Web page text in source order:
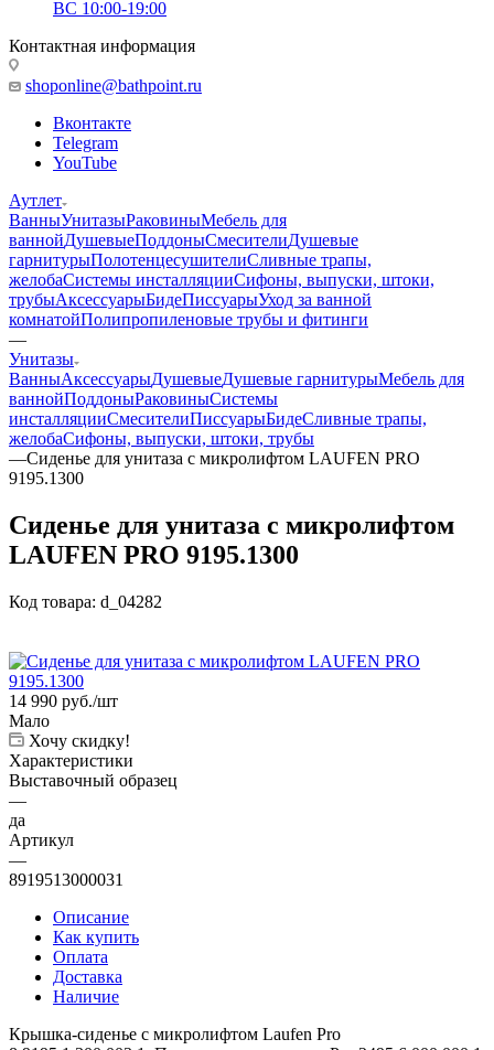
ВС 10:00-19:00
Контактная информация
shoponline@bathpoint.ru
Вконтакте
Telegram
YouTube
Аутлет
ВанныУнитазыРаковиныМебель для
ваннойДушевыеПоддоныСмесителиДушевые
гарнитурыПолотенцесушителиСливные трапы,
желобаСистемы инсталляцииСифоны, выпуски, штоки,
трубыАксессуарыБидеПиссуарыУход за ванной
комнатойПолипропиленовые трубы и фитинги
—
Унитазы
ВанныАксессуарыДушевыеДушевые гарнитурыМебель для
ваннойПоддоныРаковиныСистемы
инсталляцииСмесителиПиссуарыБидеСливные трапы,
желобаСифоны, выпуски, штоки, трубы
—Сиденье для унитаза с микролифтом LAUFEN PRO
9195.1300
Сиденье для унитаза с микролифтом
LAUFEN PRO 9195.1300
Код товара: d_04282
14 990 руб./шт
Мало
Хочу скидку!
Характеристики
Выставочный образец
—
да
Артикул
—
8919513000031
Описание
Как купить
Оплата
Доставка
Наличие
Крышка-сиденье с микролифтом Laufen Pro